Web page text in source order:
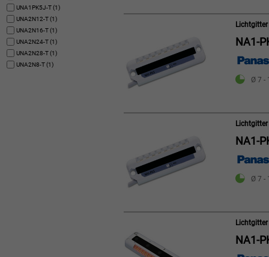
UNA1PK5J-T (1)
UNA2N12-T (1)
UNA2N16-T (1)
UNA2N24-T (1)
UNA2N28-T (1)
UNA2N8-T (1)
NA1-
Ø 7 -
NA1-
Ø 7 -
NA1-